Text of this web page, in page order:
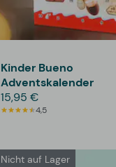
Kinder Bueno
Adventskalender
15,95 €
4,5
Nicht auf Lager